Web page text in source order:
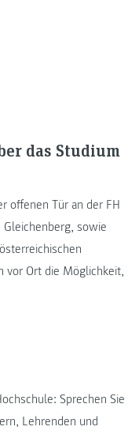
das Studium
offenen Tür an der FH
Gleichenberg, sowie
vor Ort die Möglichkeit,
Sprechen Sie
Lehrenden und